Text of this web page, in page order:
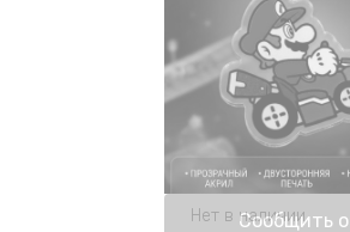
Нет в наличии
Сообщить о